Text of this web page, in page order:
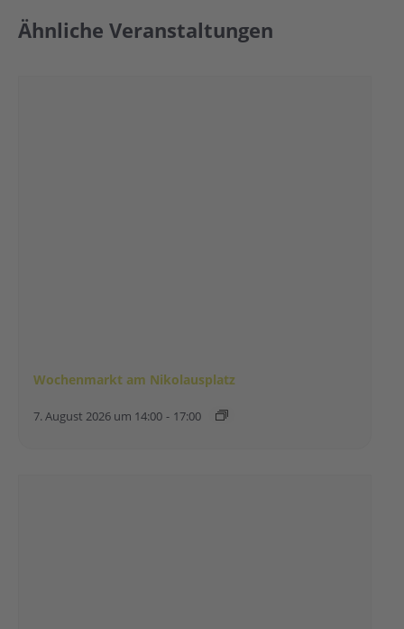
Ähnliche Veranstaltungen
Wochenmarkt am Nikolausplatz
7. August 2026 um 14:00 - 17:00